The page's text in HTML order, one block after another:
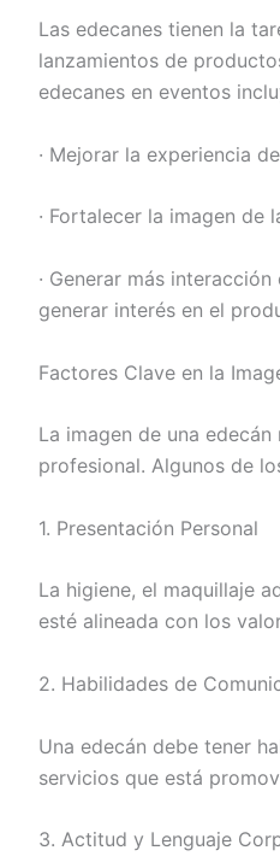
Las edecanes tienen la
lanzamientos de
edecanes en eventos
· Mejorar la experiencia
· Fortalecer la imagen
· Generar más
generar interés en el
Factores Clave en la
La imagen de una
profesional. Algunos de
1. Presentación Personal
La higiene, el maquillaje
esté alineada con los
2. Habilidades de
Una edecán debe tener
servicios que está
3. Actitud y Lenguaje